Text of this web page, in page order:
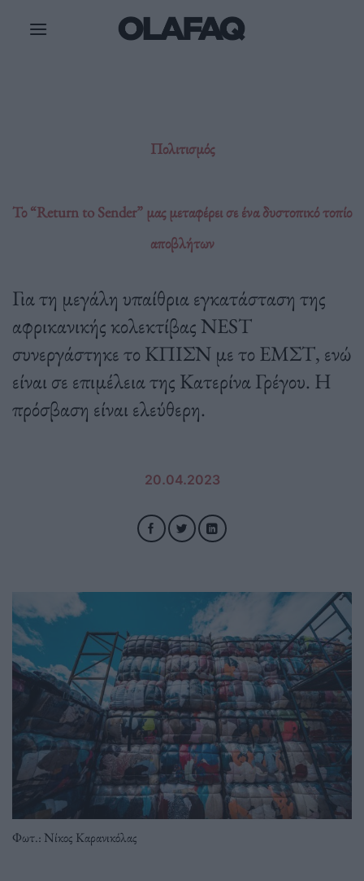
Πολιτισμός
Το “Return to Sender” μας μεταφέρει σε ένα δυστοπικό τοπίο
αποβλήτων
Για τη μεγάλη υπαίθρια εγκατάσταση της
αφρικανικής κολεκτίβας NEST
συνεργάστηκε το ΚΠΙΣΝ με το ΕΜΣΤ, ενώ
είναι σε επιμέλεια της Κατερίνα Γρέγου. Η
πρόσβαση είναι ελεύθερη.
20.04.2023
Φωτ.: Νίκος Καρανικόλας